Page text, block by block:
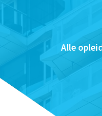
Alle